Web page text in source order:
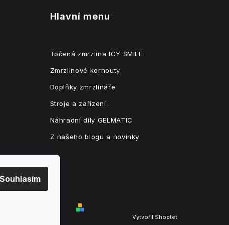
Souhlasím
Hlavní menu
Točená zmrzlina ICY SMILE
Zmrzlinové kornouty
Doplňky zmrzlináře
Stroje a zařízení
Náhradní díly GELMATIC
Z našeho blogu a novinky
Vytvořil Shoptet